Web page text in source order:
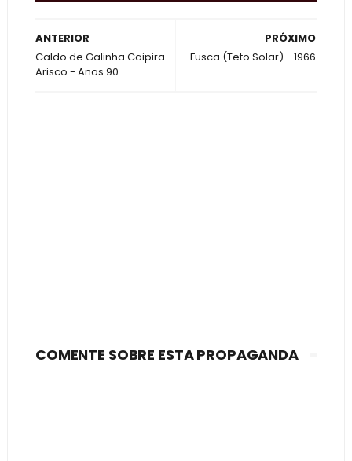
PRÓXIMO
Fusca (Teto Solar) - 1966
ANTERIOR
Caldo de Galinha Caipira
Arisco - Anos 90
COMENTE SOBRE ESTA PROPAGANDA